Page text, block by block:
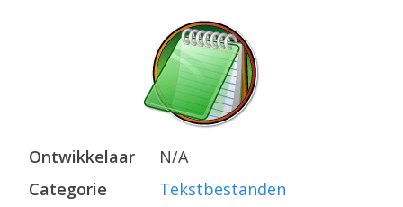
Ontwikkelaar
N/A
Categorie
Tekstbestanden